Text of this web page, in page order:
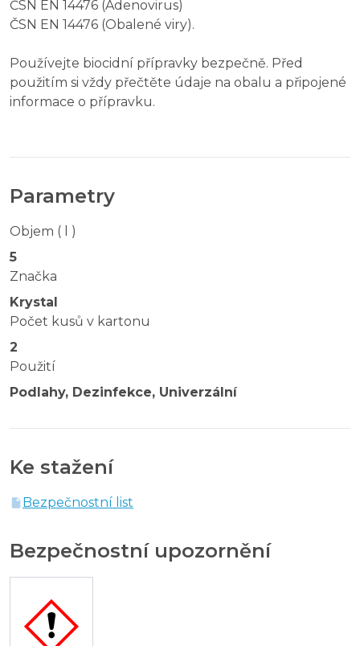
ČSN EN 14476 (Adenovirus)
ČSN EN 14476 (Obalené viry).
Používejte biocidní přípravky bezpečně. Před
použitím si vždy přečtěte údaje na obalu a připojené
informace o přípravku.
Parametry
Objem ( l )
5
Značka
Krystal
Počet kusů v kartonu
2
Použití
Podlahy, Dezinfekce, Univerzální
Ke stažení
Bezpečnostní list
Bezpečnostní upozornění